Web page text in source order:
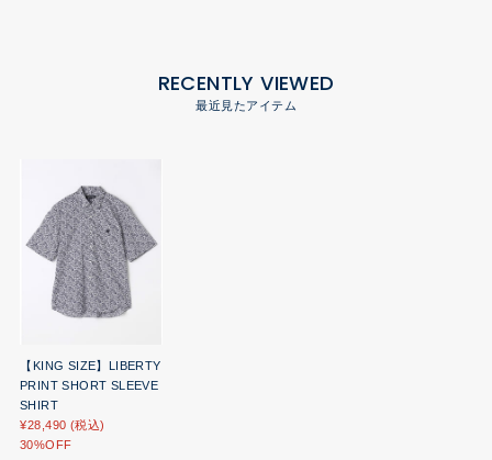
RECENTLY VIEWED
最近見たアイテム
【KING SIZE】LIBERTY
PRINT SHORT SLEEVE
SHIRT
¥28,490 (税込)
30%OFF